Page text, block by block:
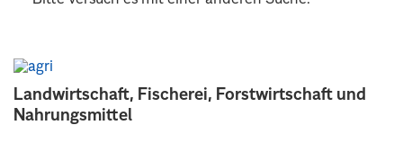
Landwirtschaft, Fischerei, Forstwirtschaft und
Nahrungsmittel